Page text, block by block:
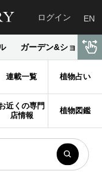
ログイン EN
ガーデン&ショップ
連載一覧 植物占い
近くの専門
店情報
植物図鑑